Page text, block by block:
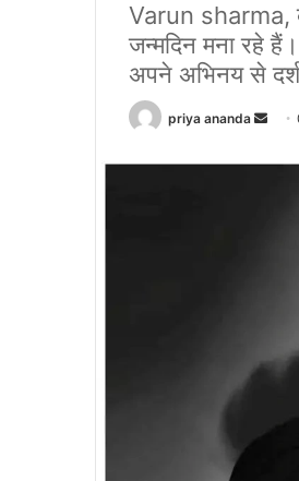
Varun sharma,
जन्मदिन मना रहे
अपने अभिनय से
priya ananda